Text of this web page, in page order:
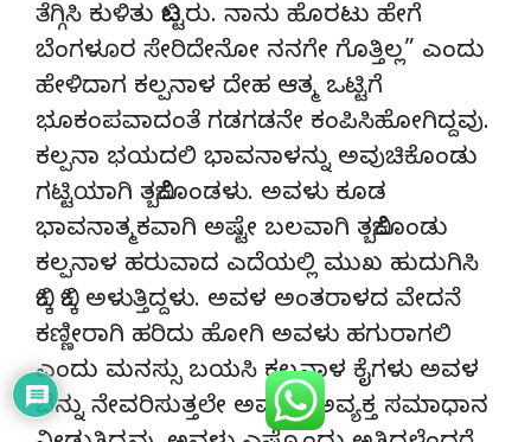
ತೆಗ್ಗಿಸಿ ಕುಳಿತು ಬಿಟ್ಟರು. ನಾನು ಹೊರಟು ಹೇಗೆ
ಬೆಂಗಳೂರ ಸೇರಿದೇನೋ ನನಗೇ ಗೊತ್ತಿಲ್ಲ” ಎಂದು
ಹೇಳಿದಾಗ ಕಲ್ಪನಾಳ ದೇಹ ಆತ್ಮ ಒಟ್ಟಿಗೆ
ಭೂಕಂಪವಾದಂತೆ ಗಡಗಡನೇ ಕಂಪಿಸಿಹೋಗಿದ್ದವು.
ಕಲ್ಪನಾ ಭಯದಲಿ ಭಾವನಾಳನ್ನು ಅವುಚಿಕೊಂಡು
ಗಟ್ಟಿಯಾಗಿ ತಬ್ಬಿಕೊಂಡಳು. ಅವಳು ಕೂಡ
ಭಾವನಾತ್ಮಕವಾಗಿ ಅಷ್ಟೇ ಬಲವಾಗಿ ತಬ್ಬಿಕೊಂಡು
ಕಲ್ಪನಾಳ ಹರುವಾದ ಎದೆಯಲ್ಲಿ ಮುಖ ಹುದುಗಿಸಿ
ಬಿಕ್ಕಿ ಬಿಕ್ಕಿ ಅಳುತ್ತಿದ್ದಳು. ಅವಳ ಅಂತರಾಳದ ವೇದನೆ
ಕಣ್ಣೀರಾಗಿ ಹರಿದು ಹೋಗಿ ಅವಳು ಹಗುರಾಗಲಿ
ಎಂದು ಮನಸ್ಸು ಬಯಸಿ ಕಲ್ಪನಾಳ ಕೈಗಳು ಅವಳ
ಬೆನ್ನು ನೇವರಿಸುತ್ತಲೇ ಅವಳಿಗೆ ಅವ್ಯಕ್ತ ಸಮಾಧಾನ